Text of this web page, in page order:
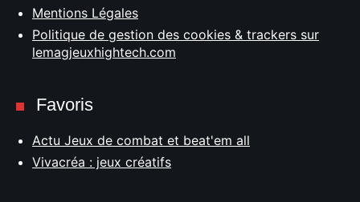
Mentions Légales
Politique de gestion des cookies & trackers sur
lemagjeuxhightech.com
Favoris
Actu Jeux de combat et beat'em all
Vivacréa : jeux créatifs